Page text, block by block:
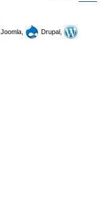
Joomla,
Drupal,